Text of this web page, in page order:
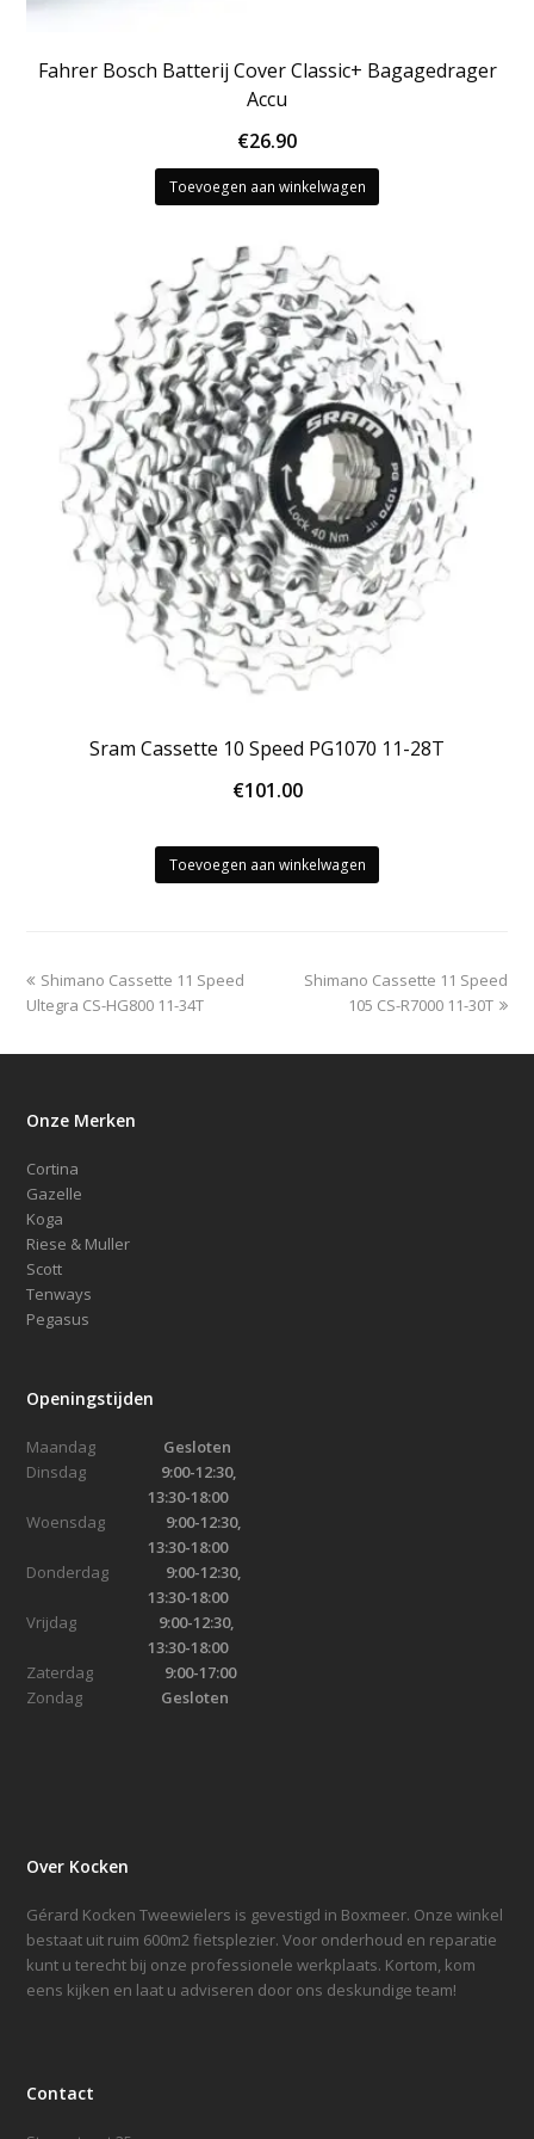
Fahrer Bosch Batterij Cover Classic+ Bagagedrager
Accu
€26.90
Toevoegen aan winkelwagen
Sram Cassette 10 Speed PG1070 11-28T
€101.00
Toevoegen aan winkelwagen
previous
post:
Shimano Cassette 11 Speed
Ultegra CS-HG800 11-34T
next
Shimano Cassette 11 Speed
105 CS-R7000 11-30T
Onze Merken
Cortina
Gazelle
Koga
Riese & Muller
Scott
Tenways
Pegasus
Openingstijden
Maandag Gesloten
Dinsdag 9:00-12:30,
13:30-18:00
Woensdag
9:00-12:30,
13:30-18:00
Donderdag 9:00-12:30,
13:30-18:00
Vrijdag 9:00-12:30,
13:30-18:00
Zaterdag 9:00-17:00
Zondag Gesloten
Over Kocken
Gérard Kocken Tweewielers is gevestigd in Boxmeer. Onze winkel
bestaat uit ruim 600m2 fietsplezier. Voor onderhoud en reparatie
kunt u terecht bij onze professionele werkplaats. Kortom, kom
eens kijken en laat u adviseren door ons deskundige team!
Contact